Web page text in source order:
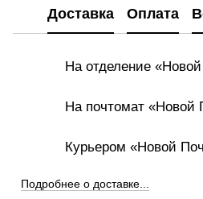
Доставка Оплата
На отделение
На почтомат «Новой
Курьером «Новой
Подробнее о доставке...